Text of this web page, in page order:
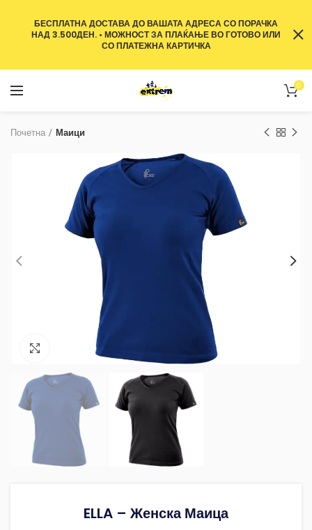
0
Почетна Маици
Зголеми ја фотографијата
ELLA – Женска Маица
БЕСПЛАТНА ДОСТАВА ДО ВАШАТА АДРЕСА СО ПОРАЧКА
НАД 3.500ДЕН. • МОЖНОСТ ЗА ПЛАЌАЊЕ ВО ГОТОВО ИЛИ
СО ПЛАТЕЖНА КАРТИЧКА